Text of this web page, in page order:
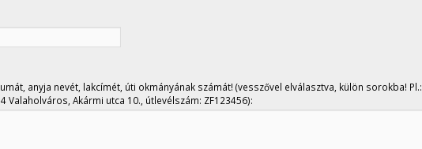
anyja nevét, lakcímét, úti okmányának számát! (vesszővel elválasztva, külön sorokba! Pl.:
Valaholváros, Akármi utca 10., útlevélszám: ZF123456):